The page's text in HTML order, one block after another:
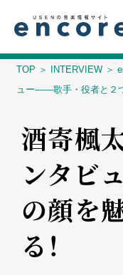
TOP INTERVIEW
ュー――歌手・役者と２
酒寄楓
ンタビ
の顔を
る！